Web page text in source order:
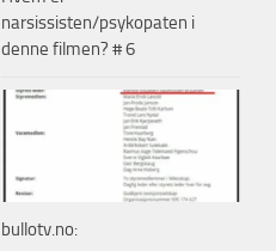
narsissisten/psykopaten i
denne filmen? # 6
bullotv.no: